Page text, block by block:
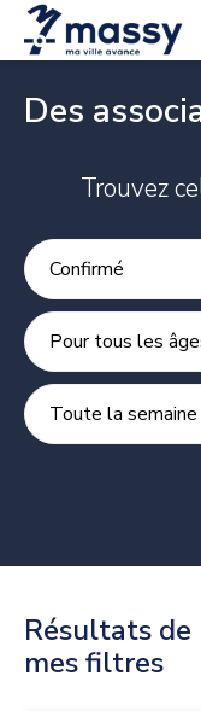
Des
Trouvez
Pour tous les
Toute la semaine
Résultats de
mes filtres